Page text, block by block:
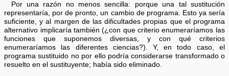
Por una razón no menos sencilla: porque una tal sustitución
representaría, por de pronto, un cambio de programa. Esto ya sería
suficiente, y al margen de las dificultades propias que el programa
alternativo implicaría también (¿con que criterio enumeraríamos las
funciones que suponemos diversas, y con qué criterios
enumeraríamos las diferentes ciencias?). Y, en todo caso, el
programa sustituido no por ello podría considerarse transformado o
resuelto en el sustituyente; había sido eliminado.